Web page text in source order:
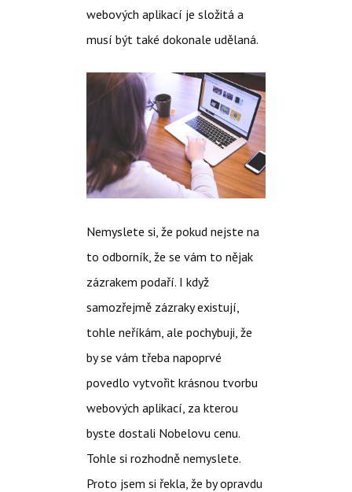
webových aplikací je složitá a
musí být také dokonale udělaná.
Nemyslete si, že pokud nejste na
to odborník, že se vám to nějak
zázrakem podaří. I když
samozřejmě zázraky existují,
tohle neříkám, ale pochybuji, že
by se vám třeba napoprvé
povedlo vytvořit krásnou tvorbu
webových aplikací, za kterou
byste dostali Nobelovu cenu.
Tohle si rozhodně nemyslete.
Proto jsem si řekla, že by opravdu